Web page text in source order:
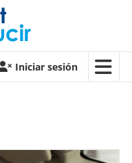
Iniciar sesión